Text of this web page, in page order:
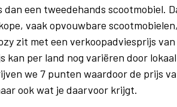
een tweedehands scootmobiel.
vaak opvouwbare
zit met een verkoopadviesprijs
kan per land nog variëren door
we 7 punten waardoor de prijs
ook wat je daarvoor krijgt.